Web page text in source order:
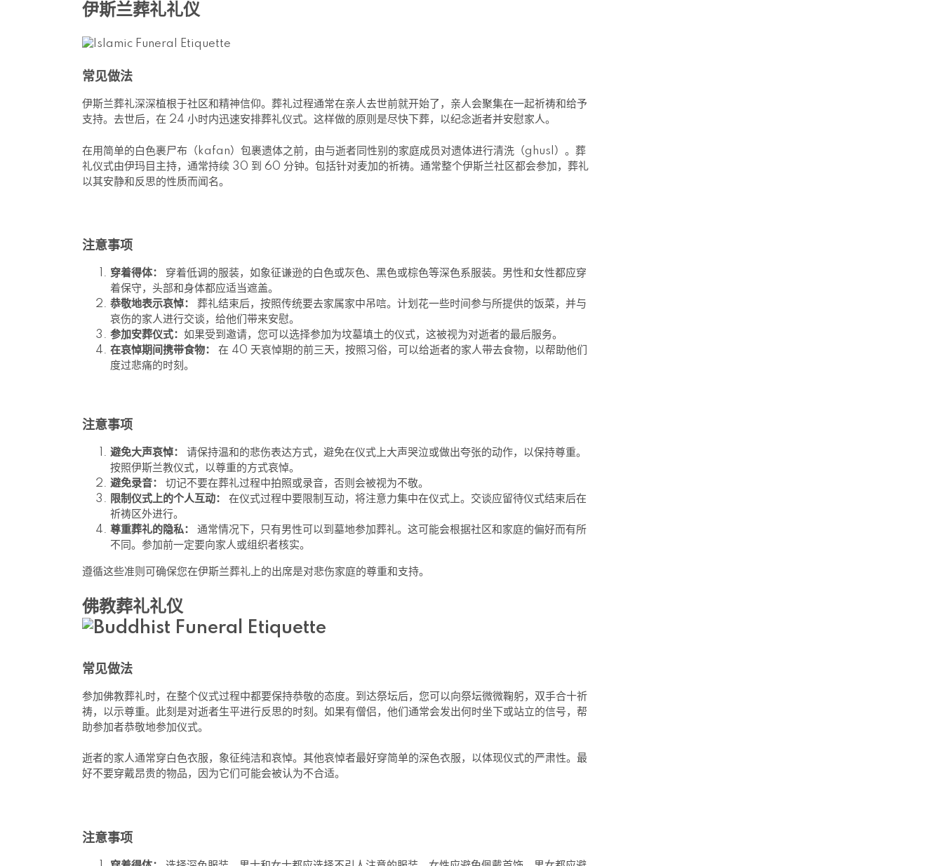
伊斯兰葬礼礼仪
常见做法
伊斯兰葬礼深深植根于社区和精神信仰。葬礼过程通常在亲人去世前就开始了，亲人会聚集在一起祈祷和给予
支持。去世后，在 24 小时内迅速安排葬礼仪式。这样做的原则是尽快下葬，以纪念逝者并安慰家人。
在用简单的白色裹尸布（kafan）包裹遗体之前，由与逝者同性别的家庭成员对遗体进行清洗（ghusl）。葬
礼仪式由伊玛目主持，通常持续 30 到 60 分钟。包括针对麦加的祈祷。通常整个伊斯兰社区都会参加，葬礼
以其安静和反思的性质而闻名。
注意事项
穿着得体：
穿着低调的服装，如象征谦逊的白色或灰色、黑色或棕色等深色系服装。男性和女性都应穿
着保守，头部和身体都应适当遮盖。
恭敬地表示哀悼：
葬礼结束后，按照传统要去家属家中吊唁。计划花一些时间参与所提供的饭菜，并与
哀伤的家人进行交谈，给他们带来安慰。
参加安葬仪式： 如果受到邀请，您可以选择参加为坟墓填土的仪式，这被视为对逝者的最后服务。
在哀悼期间携带食物：
在 40 天哀悼期的前三天，按照习俗，可以给逝者的家人带去食物，以帮助他们
度过悲痛的时刻。
注意事项
避免大声哀悼：
请保持温和的悲伤表达方式，避免在仪式上大声哭泣或做出夸张的动作，以保持尊重。
按照伊斯兰教仪式，以尊重的方式哀悼。
避免录音：
切记不要在葬礼过程中拍照或录音，否则会被视为不敬。
限制仪式上的个人互动：
在仪式过程中要限制互动，将注意力集中在仪式上。交谈应留待仪式结束后在
祈祷区外进行。
尊重葬礼的隐私：
通常情况下，只有男性可以到墓地参加葬礼。这可能会根据社区和家庭的偏好而有所
不同。参加前一定要向家人或组织者核实。
遵循这些准则可确保您在伊斯兰葬礼上的出席是对悲伤家庭的尊重和支持。
佛教葬礼礼仪
常见做法
参加佛教葬礼时，在整个仪式过程中都要保持恭敬的态度。到达祭坛后，您可以向祭坛微微鞠躬，双手合十祈
祷，以示尊重。此刻是对逝者生平进行反思的时刻。如果有僧侣，他们通常会发出何时坐下或站立的信号，帮
助参加者恭敬地参加仪式。
逝者的家人通常穿白色衣服，象征纯洁和哀悼。其他哀悼者最好穿简单的深色衣服，以体现仪式的严肃性。最
好不要穿戴昂贵的物品，因为它们可能会被认为不合适。
注意事项